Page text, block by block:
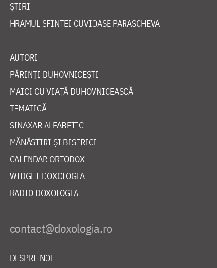
ȘTIRI
HRAMUL SFINTEI CUVIOASE PARASCHEVA
AUTORI
PĂRINȚI DUHOVNICEȘTI
MAICI CU VIAȚĂ DUHOVNICEASCĂ
TEMATICĂ
SINAXAR ALFABETIC
MĂNĂSTIRI ȘI BISERICI
CALENDAR ORTODOX
WIDGET DOXOLOGIA
RADIO DOXOLOGIA
DESPRE NOI